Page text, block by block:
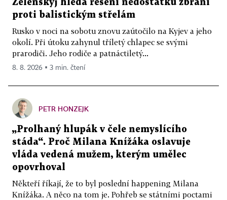
Zelenskyj hledá řešení nedostatku zbraní
proti balistickým střelám
Rusko v noci na sobotu znovu zaútočilo na Kyjev a jeho
okolí. Při útoku zahynul tříletý chlapec se svými
prarodiči. Jeho rodiče a patnáctiletý...
8. 8. 2026 ▪ 3 min. čtení
PETR HONZEJK
„Prolhaný hlupák v čele nemyslícího
stáda“. Proč Milana Knížáka oslavuje
vláda vedená mužem, kterým umělec
opovrhoval
Někteří říkají, že to byl poslední happening Milana
Knížáka. A něco na tom je. Pohřeb se státními poctami